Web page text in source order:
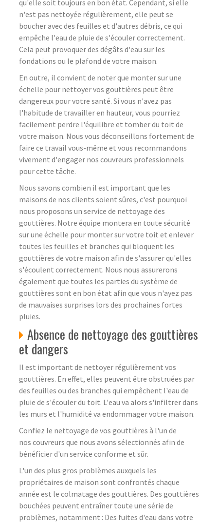
qu'elle soit toujours en bon état. Cependant, si elle
n'est pas nettoyée régulièrement, elle peut se
boucher avec des feuilles et d'autres débris, ce qui
empêche l'eau de pluie de s'écouler correctement.
Cela peut provoquer des dégâts d'eau sur les
fondations ou le plafond de votre maison.
En outre, il convient de noter que monter sur une
échelle pour nettoyer vos gouttières peut être
dangereux pour votre santé. Si vous n'avez pas
l'habitude de travailler en hauteur, vous pourriez
facilement perdre l'équilibre et tomber du toit de
votre maison. Nous vous déconseillons fortement de
faire ce travail vous-même et vous recommandons
vivement d'engager nos couvreurs professionnels
pour cette tâche.
Nous savons combien il est important que les
maisons de nos clients soient sûres, c'est pourquoi
nous proposons un service de nettoyage des
gouttières. Notre équipe montera en toute sécurité
sur une échelle pour monter sur votre toit et enlever
toutes les feuilles et branches qui bloquent les
gouttières de votre maison afin de s'assurer qu'elles
s'écoulent correctement. Nous nous assurerons
également que toutes les parties du système de
gouttières sont en bon état afin que vous n'ayez pas
de mauvaises surprises lors des prochaines fortes
pluies.
Absence de nettoyage des gouttières
et dangers
Il est important de nettoyer régulièrement vos
gouttières. En effet, elles peuvent être obstruées par
des feuilles ou des branches qui empêchent l'eau de
pluie de s'écouler du toit. L'eau va alors s'infiltrer dans
les murs et l'humidité va endommager votre maison.
Confiez le nettoyage de vos gouttières à l'un de
nos couvreurs que nous avons sélectionnés afin de
bénéficier d'un service conforme et sûr.
L'un des plus gros problèmes auxquels les
propriétaires de maison sont confrontés chaque
année est le colmatage des gouttières. Des gouttières
bouchées peuvent entraîner toute une série de
problèmes, notamment : Des fuites d'eau dans votre